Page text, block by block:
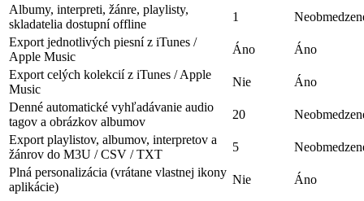
Albumy, interpreti, žánre, playlisty,
skladatelia dostupní offline
1
Export jednotlivých piesní z iTunes /
Apple Music
Áno
Áno
Export celých kolekcií z iTunes / Apple
Music
Nie
Áno
Denné automatické vyhľadávanie audio
tagov a obrázkov albumov
20
Export playlistov, albumov, interpretov a
žánrov do M3U / CSV / TXT
5
Plná personalizácia (vrátane vlastnej ikony
aplikácie)
Nie Áno